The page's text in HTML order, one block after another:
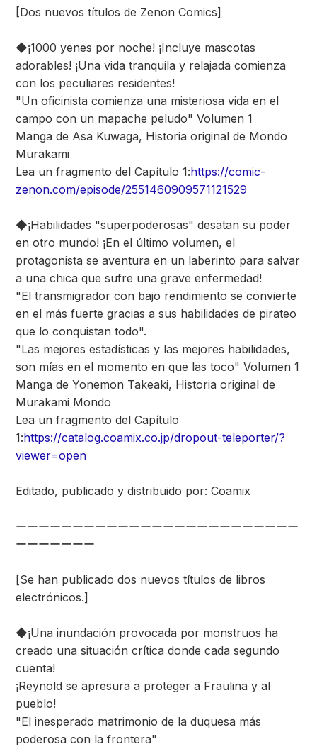
[Dos nuevos títulos de Zenon Comics]
◆¡1000 yenes por noche! ¡Incluye mascotas
adorables! ¡Una vida tranquila y relajada comienza
con los peculiares residentes!
"Un oficinista comienza una misteriosa vida en el
campo con un mapache peludo" Volumen 1
Manga de Asa Kuwaga, Historia original de Mondo
Murakami
Lea un fragmento del Capítulo 1:https://comic-
zenon.com/episode/2551460909571121529
◆¡Habilidades "superpoderosas" desatan su poder
en otro mundo! ¡En el último volumen, el
protagonista se aventura en un laberinto para salvar
a una chica que sufre una grave enfermedad!
"El transmigrador con bajo rendimiento se convierte
en el más fuerte gracias a sus habilidades de pirateo
que lo conquistan todo".
"Las mejores estadísticas y las mejores habilidades,
son mías en el momento en que las toco" Volumen 1
Manga de Yonemon Takeaki, Historia original de
Murakami Mondo
Lea un fragmento del Capítulo
1:https://catalog.coamix.co.jp/dropout-teleporter/?
viewer=open
Editado, publicado y distribuido por: Coamix
ーーーーーーーーーーーーーーーーーーーーーーーーー
ーーーーーーー
[Se han publicado dos nuevos títulos de libros
electrónicos.]
◆¡Una inundación provocada por monstruos ha
creado una situación crítica donde cada segundo
cuenta!
¡Reynold se apresura a proteger a Fraulina y al
pueblo!
"El inesperado matrimonio de la duquesa más
poderosa con la frontera"